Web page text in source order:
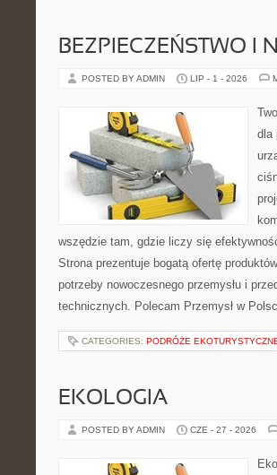
BEZPIECZEŃSTWO I
POSTED BY ADMIN LIP - 1 - 2026
dla
wszędzie tam, gdzie liczy się
Strona prezentuje bogatą ofertę
potrzeby nowoczesnego przemysłu i
technicznych. Polecam Przemysł w
CATEGORIES: PODRÓŻE
EKOLOGIA
POSTED BY ADMIN CZE - 27 - 2026